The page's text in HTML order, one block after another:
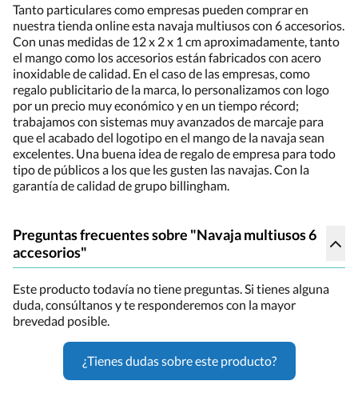
Tanto particulares como empresas pueden comprar en
nuestra tienda online esta navaja multiusos con 6 accesorios.
Con unas medidas de 12 x 2 x 1 cm aproximadamente, tanto
el mango como los accesorios están fabricados con acero
inoxidable de calidad. En el caso de las empresas, como
regalo publicitario de la marca, lo personalizamos con logo
por un precio muy económico y en un tiempo récord;
trabajamos con sistemas muy avanzados de marcaje para
que el acabado del logotipo en el mango de la navaja sean
excelentes. Una buena idea de regalo de empresa para todo
tipo de públicos a los que les gusten las navajas. Con la
garantía de calidad de grupo billingham.
Preguntas frecuentes sobre "Navaja multiusos 6
accesorios"
Este producto todavía no tiene preguntas. Si tienes alguna
duda, consúltanos y te responderemos con la mayor
brevedad posible.
¿Tienes dudas sobre este producto?